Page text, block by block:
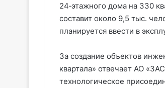
24‑этажного дома на 330
составит около 9,5 тыс.
планируется ввести в
За создание объектов
квартала» отвечает АО
технологическое